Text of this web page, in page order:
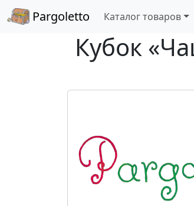
Pargoletto Каталог товаров
Кубок